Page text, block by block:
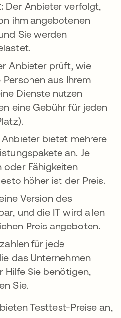
Der Anbieter verfolgt,
ihm angebotenen
Sie werden
Anbieter prüft, wie
aus Ihrem
Dienste nutzen
eine Gebühr für jeden
Anbieter bietet mehrere
an. Je
oder Fähigkeiten
höher ist der Preis.
Version des
und die IT wird allen
Preis angeboten.
für jede
das Unternehmen
Hilfe Sie benötigen,
Sie.
Testtest-Preise an,